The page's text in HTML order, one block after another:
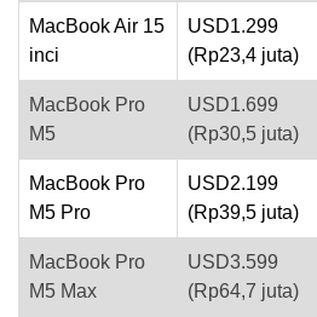
MacBook Air 15
inci
USD1.299
(Rp23,4 juta)
MacBook Pro
M5
USD1.699
(Rp30,5 juta)
MacBook Pro
M5 Pro
USD2.199
(Rp39,5 juta)
MacBook Pro
M5 Max
USD3.599
(Rp64,7 juta)